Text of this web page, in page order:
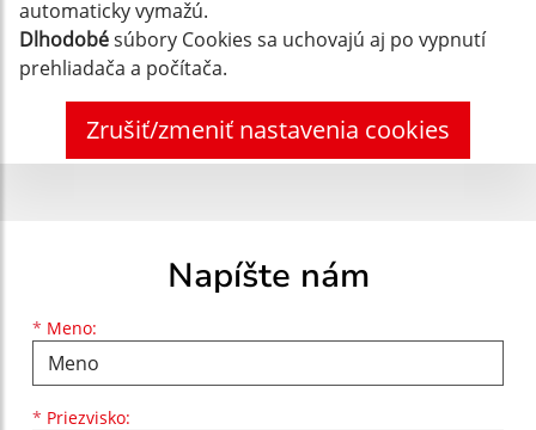
automaticky vymažú.
Dlhodobésúbory Cookies sa uchovajú aj po vypnutí
prehliadača a počítača.
Zrušiť/zmeniť nastavenia cookies
Napíšte nám
* Meno:
Meno
* Priezvisko:
Priezvisko
E-mailová adresa